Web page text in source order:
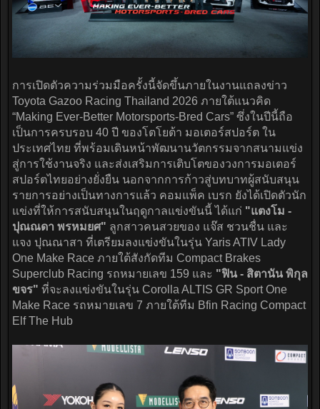
การเปิดตัวความร่วมมือครั้งนี้จัดขึ้นภายในงานแถลงข่าว
Toyota Gazoo Racing Thailand 2026 ภายใต้แนวคิด
“Making Ever-Better Motorsports-Bred Cars” ซึ่งในปีนี้ถือ
เป็นการครบรอบ 40 ปี ของโตโยต้า มอเตอร์สปอร์ต ใน
ประเทศไทย ที่พร้อมเดินหน้าพัฒนานวัตกรรมจากสนามแข่ง
สู่การใช้งานจริง และส่งเสริมการเติบโตของวงการมอเตอร์
สปอร์ตไทยอย่างยั่งยืน นอกจากการก้าวสู่บทบาทผู้สนับสนุน
รายการอย่างเป็นทางการแล้ว คอมแพ็ค เบรก ยังได้เปิดตัวนัก
แข่งที่ให้การสนับสนุนในฤดูกาลแข่งขันนี้ ได้แก่ "แตงโม -
ปุณณดา พรหมยศ" ลูกสาวคนสวยของ แจ๊ส ชวนชื่น และ
แจง ปุณณาสา ที่เตรียมลงแข่งขันในรุ่น Yaris ATIV Lady
One Make Race ภายใต้สังกัดทีม Compact Brakes
Superclub Racing รถหมายเลข 159 และ "ฟิน - สิตานัน พิกุล
ขจร" ที่จะลงแข่งขันในรุ่น Corolla ALTIS GR Sport One
Make Race รถหมายเลข 7 ภายใต้ทีม Bfin Racing Compact
Elf The Hub